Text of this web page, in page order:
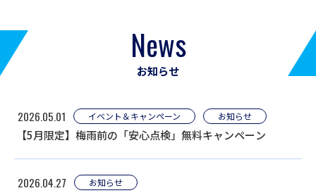
News
お知らせ
2026.05.01 イベント＆キャンペーン お知らせ
【5月限定】梅雨前の「安心点検」無料キャンペーン
2026.04.27 お知らせ